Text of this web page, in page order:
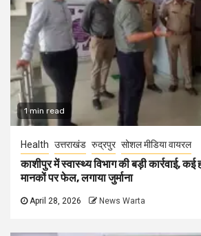
1 min read
Health उत्तराखंड रुद्रपुर सोशल मीडिया वायरल
काशीपुर में स्वास्थ्य विभाग की बड़ी कार्रवाई,
मानकों पर फेल, लगाया जुर्माना
April 28, 2026 News Warta